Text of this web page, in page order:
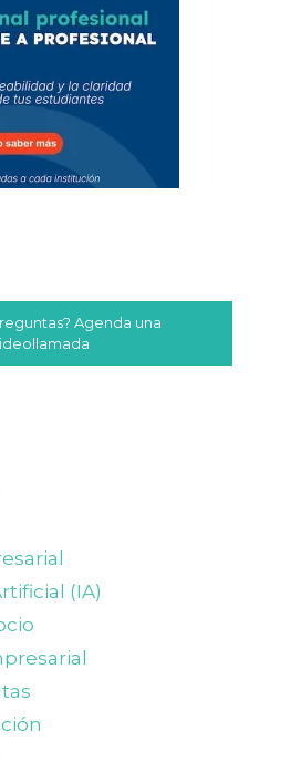
Agenda una
(IA)